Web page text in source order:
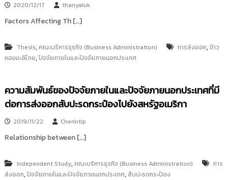
t
r
y
ลั
ง
ข้
อ
ง
ธั
ญ
2020/12/17 thanyaluk
Factors Affecting Th […]
Thesis,คณะบริหารธุรกิจ (Business Administration) การส่งออก,ข้าว
หอมมะลิไทย,ปัจจัยภายในและปัจจัยภายนอกประเทศ
ความสัมพันธ์ของปัจจัยภายในและปัจจัยภายนอกประเทศที่มี
ต่อการส่งออกสับปะรดกระป๋องไปยังสหรัฐอเมริกา
2019/11/22 Cherintip
Relationship between […]
Independent Study,คณะบริหารธุรกิจ (Business Administration)
การ
ส่งออก,ปัจจัยภายในและปัจจัยภายนอกประเทศ, สับปะรดกระป๋อง